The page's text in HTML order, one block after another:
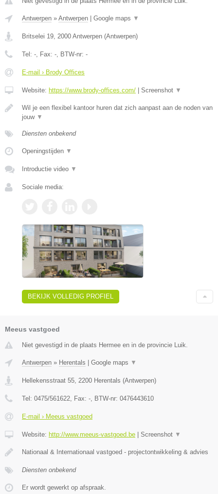
Antwerpen » Antwerpen Google maps ▼
Britselei 19, 2000 Antwerpen (Antwerpen)
Tel: -, Fax: -, BTW-nr: -
E-mail › Brody Offices
Website: https://www.brody-offices.com/ Screenshot ▼
Wil je een flexibel kantoor huren dat zich aanpast aan de noden van
jouw ▼
Diensten onbekend
Openingstijden ▼
Introductie video ▼
Sociale media:
BEKIJK VOLLEDIG PROFIEL
Meeus vastgoed
Niet gevestigd in de plaats Hermee en in de provincie Luik.
Antwerpen » Herentals | Google maps ▼
Hellekensstraat 55 2200 Herentals (Antwerpen)
Tel: 0475/561622 , Fax: - , BTW-nr: 0476443610
E-mail › Meeus vastgoed
Website: http://www.meeus-vastgoed.be | Screenshot ▼
Nationaal & Internationaal vastgoed - projectontwikkeling & advies
Diensten onbekend
Er wordt gewerkt op afspraak.